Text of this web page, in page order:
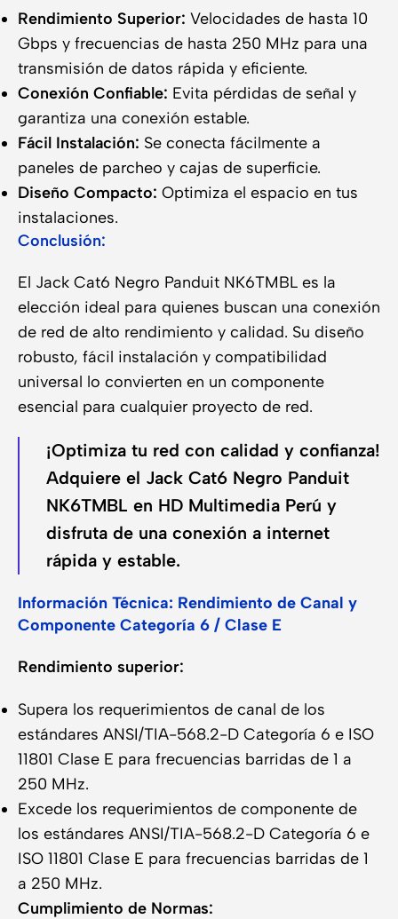
Rendimiento Superior: Velocidades de hasta 10
Gbps y frecuencias de hasta 250 MHz para una
transmisión de datos rápida y eficiente.
Conexión Confiable: Evita pérdidas de señal y
garantiza una conexión estable.
Fácil Instalación: Se conecta fácilmente a
paneles de parcheo y cajas de superficie.
Diseño Compacto: Optimiza el espacio en tus
instalaciones.
Conclusión:
El Jack Cat6 Negro Panduit NK6TMBL es la
elección ideal para quienes buscan una conexión
de red de alto rendimiento y calidad. Su diseño
robusto, fácil instalación y compatibilidad
universal lo convierten en un componente
esencial para cualquier proyecto de red.
¡Optimiza tu red con calidad y confianza!
Adquiere el Jack Cat6 Negro Panduit
NK6TMBL en HD Multimedia Perú y
disfruta de una conexión a internet
rápida y estable.
Información Técnica: Rendimiento de Canal y
Componente Categoría 6 / Clase E
Rendimiento superior:
Supera los requerimientos de canal de los
estándares ANSI/TIA-568.2-D Categoría 6 e ISO
11801 Clase E para frecuencias barridas de 1 a
250 MHz.
Excede los requerimientos de componente de
los estándares ANSI/TIA-568.2-D Categoría 6 e
ISO 11801 Clase E para frecuencias barridas de 1
a 250 MHz.
Cumplimiento de Normas: